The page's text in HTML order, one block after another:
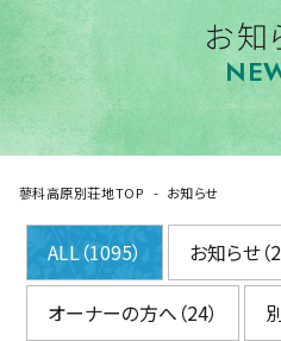
お知
蓼科高原別荘地TOP お知らせ
ALL（1095） お知らせ（
オーナーの方へ（24）